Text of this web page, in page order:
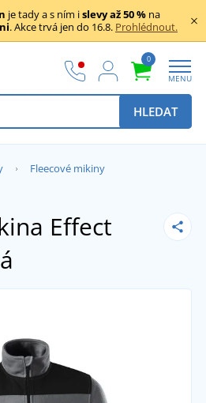
je tady a s ním islevy až 50 % na
. Akce trvá jen do 16.8. Prohlédnout.
0
MENU
HLEDAT
Fleecové mikiny
Effect